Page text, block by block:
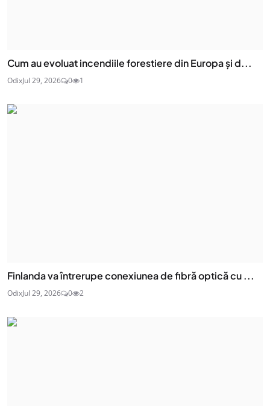
Cum au evoluat incendiile forestiere din Europa și d...
OdixJul 29, 2026 0 1
Finlanda va întrerupe conexiunea de fibră optică cu ...
OdixJul 29, 2026 0 2